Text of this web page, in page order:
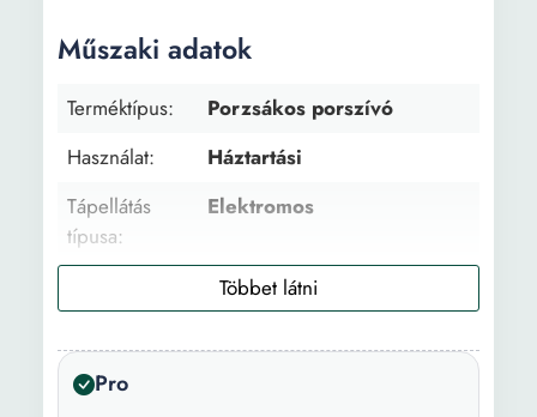
Műszaki adatok
Terméktípus:
Porzsákos porszívó
Használat:
Háztartási
Tápellátás
típusa:
Elektromos
Száraz
Technológia:
Pro